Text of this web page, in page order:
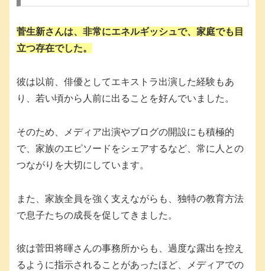
菅生新さんは、非常にエネルギッシュで、家庭でも目
立つ存在でした。
彼は以前、俳優としてエキストラ出演した経験もあ
り、若い頃から人前に出ることを好んでいました。
そのため、メディア出演やブログの開設にも積極的
で、家族のエピソードをシェアするなど、常に人との
つながりを大切にしています。
また、家族全員を強く支えながらも、独特の教育方法
で息子たちの成長を促してきました。
彼は菅田将暉さんの事務所からも、過度な露出を控え
るように指示されることがあったほど、メディアでの